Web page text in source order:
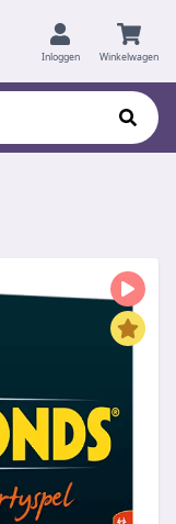
Inloggen Winkelwagen